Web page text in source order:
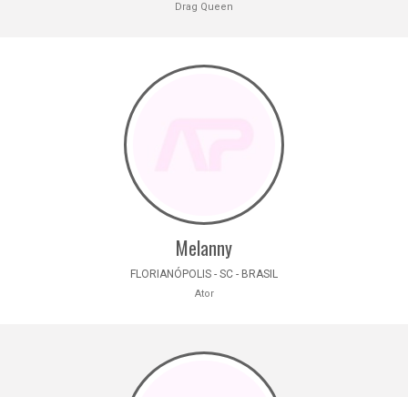
Drag Queen
Melanny
FLORIANÓPOLIS - SC - BRASIL
Ator